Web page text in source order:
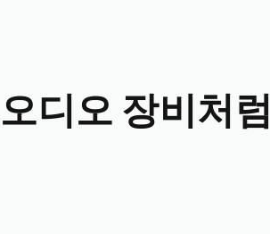
디오 장비처럼